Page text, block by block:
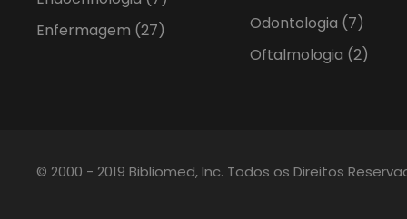
Enfermagem (27)
Odontologia (7)
Oftalmologia (2)
© 2000 - 2019 Bibliomed, Inc. Todos os Direitos